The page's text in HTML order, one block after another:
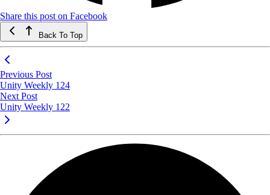
Share this post on Facebook
Back To Top
Previous Post
Unity Weekly 124
Next Post
Unity Weekly 122